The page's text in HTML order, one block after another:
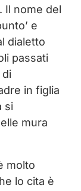
Il nome del
e
dialetto
passati
di
in figlia
si
mura
molto
lo cita è